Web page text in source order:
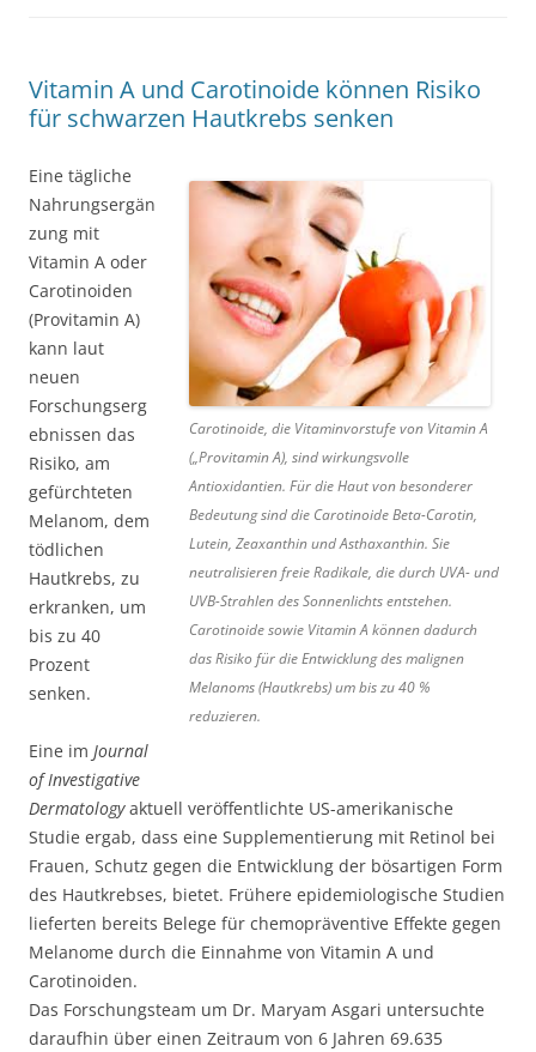
Vitamin A und Carotinoide können Risiko
für schwarzen Hautkrebs senken
Carotinoide, die Vitaminvorstufe von Vitamin A
(„Provitamin A), sind wirkungsvolle
Antioxidantien. Für die Haut von besonderer
Bedeutung sind die Carotinoide Beta-Carotin,
Lutein, Zeaxanthin und Asthaxanthin. Sie
neutralisieren freie Radikale, die durch UVA- und
UVB-Strahlen des Sonnenlichts entstehen.
Carotinoide sowie Vitamin A können dadurch
das Risiko für die Entwicklung des malignen
Melanoms (Hautkrebs) um bis zu 40 %
reduzieren.
Eine tägliche
Nahrungsergän
zung mit
Vitamin A oder
Carotinoiden
(Provitamin A)
kann laut
neuen
Forschungserg
ebnissen das
Risiko, am
gefürchteten
Melanom, dem
tödlichen
Hautkrebs, zu
erkranken, um
bis zu 40
Prozent
senken.
Eine im Journal
of Investigative
Dermatologyaktuell veröffentlichte US-amerikanische
Studie ergab, dass eine Supplementierung mit Retinol bei
Frauen, Schutz gegen die Entwicklung der bösartigen Form
des Hautkrebses, bietet. Frühere epidemiologische Studien
lieferten bereits Belege für chemopräventive Effekte gegen
Melanome durch die Einnahme von Vitamin A und
Carotinoiden.
Das Forschungsteam um Dr. Maryam Asgari untersuchte
daraufhin über einen Zeitraum von 6 Jahren 69.635